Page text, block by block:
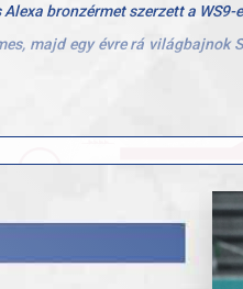
bronzérmet szerzett a
majd egy évre rá
játékosa.
de hogyan máshogy
így állnom az asztalhoz.
neki egy versenynek, hogy
hét, közben minden